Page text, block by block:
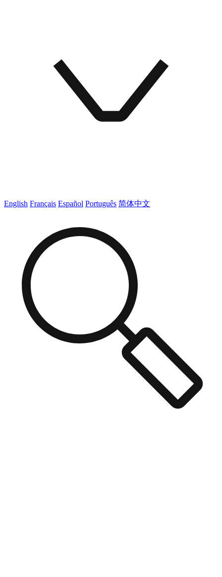
English Français Español Português 简体中文